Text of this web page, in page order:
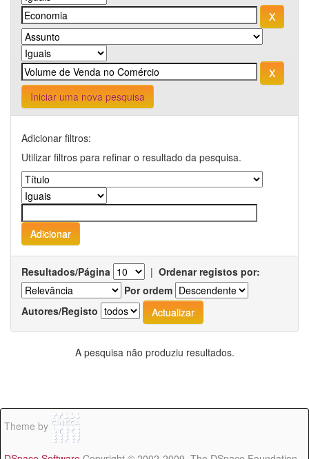
Iniciar uma nova pesquisa
Adicionar filtros:
Utilizar filtros para refinar o resultado da pesquisa.
Resultados/Página | Ordenar registos por:
Por ordem
Autores/Registo
A pesquisa não produziu resultados.
Theme by